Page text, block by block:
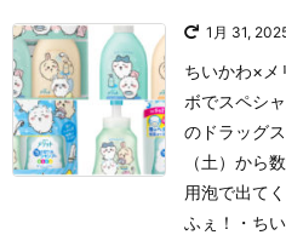
1月 31,
ちいかわ×メ
ボでスペシ
のドラッグ
（土）から
用泡で出て
ふぇ！
・ち